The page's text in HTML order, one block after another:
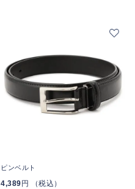
ピンベルト
4,389 円 （税込）